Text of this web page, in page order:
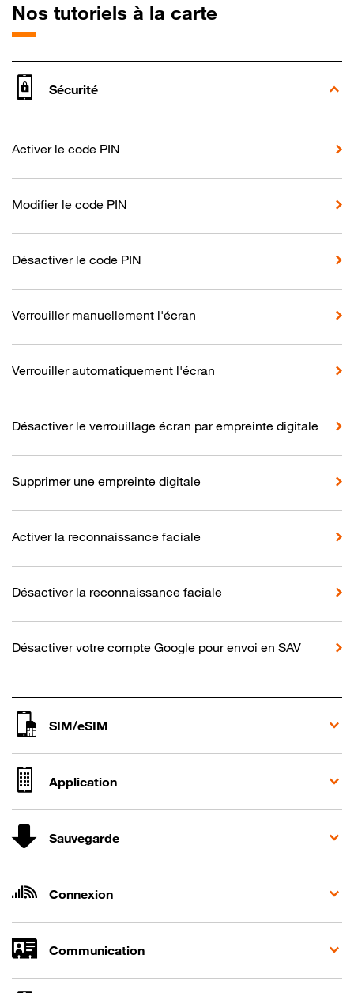
Nos tutoriels à la carte
Sécurité
Activer le code PIN
Modifier le code PIN
Désactiver le code PIN
Verrouiller manuellement l'écran
Verrouiller automatiquement l'écran
Désactiver le verrouillage écran par empreinte digitale
Supprimer une empreinte digitale
Activer la reconnaissance faciale
Désactiver la reconnaissance faciale
Désactiver votre compte Google pour envoi en SAV
SIM/eSIM
Application
Sauvegarde
Connexion
Communication